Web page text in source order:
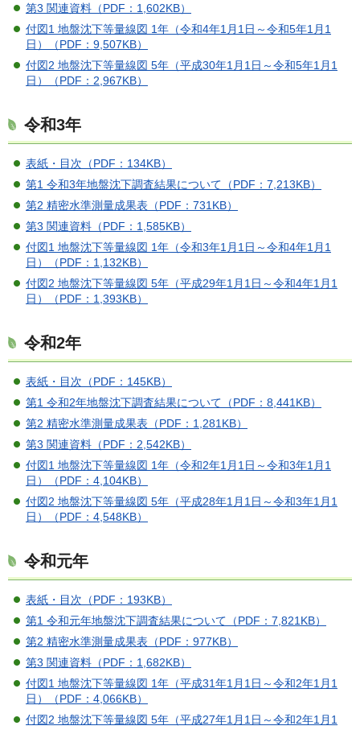
第3 関連資料（PDF：1,602KB）
付図1 地盤沈下等量線図 1年（令和4年1月1日～令和5年1月1
日）（PDF：9,507KB）
付図2 地盤沈下等量線図 5年（平成30年1月1日～令和5年1月1
日）（PDF：2,967KB）
令和3年
表紙・目次（PDF：134KB）
第1 令和3年地盤沈下調査結果について（PDF：7,213KB）
第2 精密水準測量成果表（PDF：731KB）
第3 関連資料（PDF：1,585KB）
付図1 地盤沈下等量線図 1年（令和3年1月1日～令和4年1月1
日）（PDF：1,132KB）
付図2 地盤沈下等量線図 5年（平成29年1月1日～令和4年1月1
日）（PDF：1,393KB）
令和2年
表紙・目次（PDF：145KB）
第1 令和2年地盤沈下調査結果について（PDF：8,441KB）
第2 精密水準測量成果表（PDF：1,281KB）
第3 関連資料（PDF：2,542KB）
付図1 地盤沈下等量線図 1年（令和2年1月1日～令和3年1月1
日）（PDF：4,104KB）
付図2 地盤沈下等量線図 5年（平成28年1月1日～令和3年1月1
日）（PDF：4,548KB）
令和元年
表紙・目次（PDF：193KB）
第1 令和元年地盤沈下調査結果について（PDF：7,821KB）
第2 精密水準測量成果表（PDF：977KB）
第3 関連資料（PDF：1,682KB）
付図1 地盤沈下等量線図 1年（平成31年1月1日～令和2年1月1
日）（PDF：4,066KB）
付図2 地盤沈下等量線図 5年（平成27年1月1日～令和2年1月1